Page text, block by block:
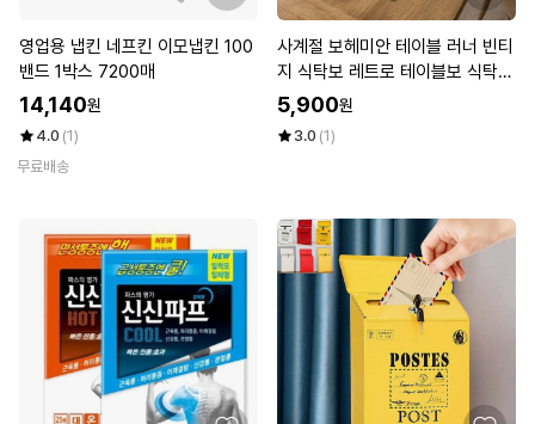
영업용 냅킨 네프킨 이모냅킨 100
밴드 1박스 7200매
14,140원
4.0 (1)
무료배송
사계절 보헤미안 테이블 러너 빈티
지 식탁보 레트로 테이블보 식탁
테이블 커버 주방 홈카페 인테리어
(2인)
5,900원
3.0 (1)